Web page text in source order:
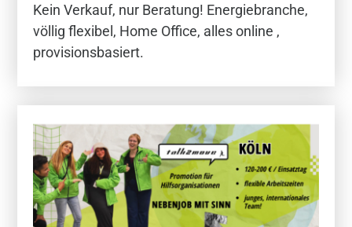
Kein Verkauf, nur Beratung! Energiebranche,
völlig flexibel, Home Office, alles online ,
provisionsbasiert.